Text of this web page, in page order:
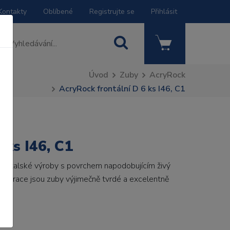
Oblíbené Registrujte se Přihlásit
Úvod Zuby
AcryRock
AcryRock frontální D 6 ks I46, C1
I46, C1
italské výroby s povrchem napodobujícím živý
jsou zuby výjimečně tvrdé a excelentně